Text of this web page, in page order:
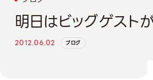
明日はビッグゲスト
2012.06.02 ブログ